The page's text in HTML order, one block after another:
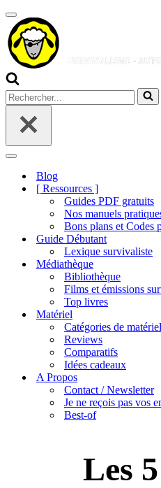
Menu
de
navigation
Rechercher...
Menu
navigation
Blog
[ Ressources ]
Guides PDF gratuits
Nos manuels
Bons plans et Codes
Guide Débutant
Lexique survivaliste
Médiathèque
Bibliothèque
Films et émissions
Top livres
Matériel
Catégories de matériel
Reviews
Comparatifs
Idées cadeaux
A Propos
Contact / Newsletter
Je ne reçois pas vos
Best-of
Les